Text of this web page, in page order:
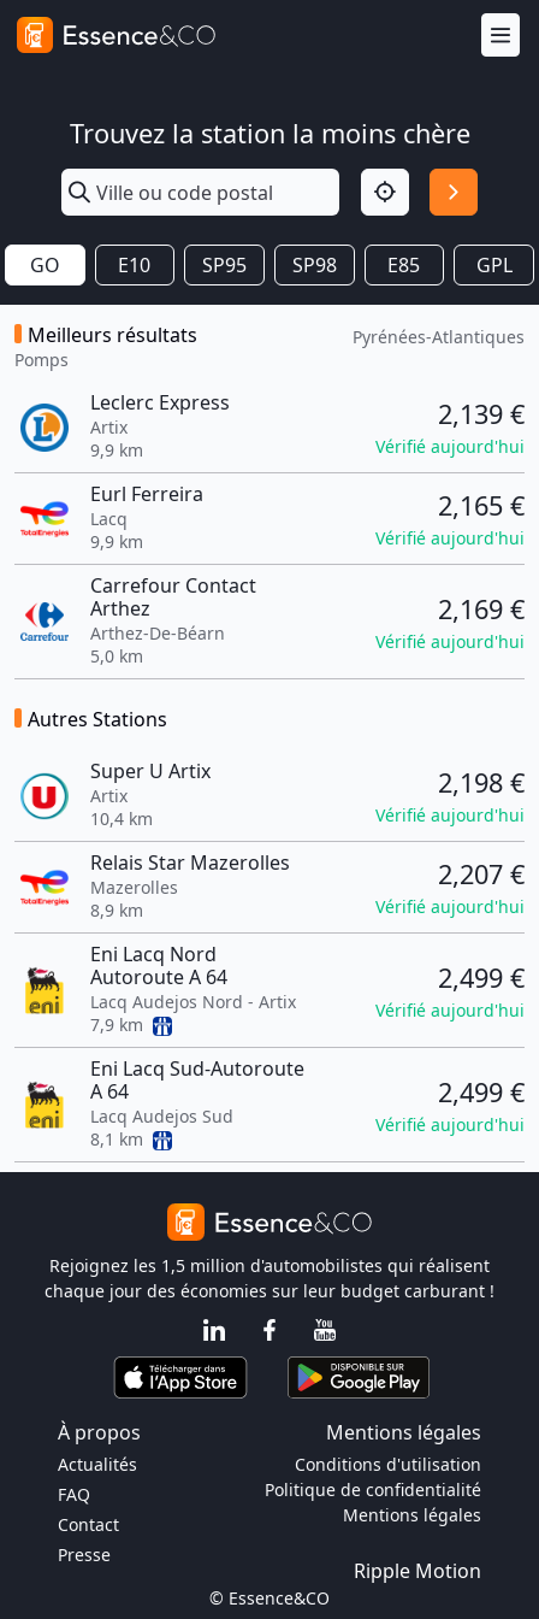
Trouvez la station la moins chère
GO E10 SP95 SP98 E85 GPL
Meilleurs résultats
Pomps
Pyrénées-Atlantiques
Leclerc Express
Artix
9,9 km
2,139 €
Vérifié aujourd'hui
Eurl Ferreira
Lacq
9,9 km
2,165 €
Vérifié aujourd'hui
Carrefour Contact
Arthez
Arthez-De-Béarn
5,0 km
2,169 €
Vérifié aujourd'hui
Autres Stations
Super U Artix
Artix
10,4 km
2,198 €
Vérifié aujourd'hui
Relais Star Mazerolles
Mazerolles
8,9 km
2,207 €
Vérifié aujourd'hui
Eni Lacq Nord
Autoroute A 64
Lacq Audejos Nord - Artix
7,9 km
2,499 €
Vérifié aujourd'hui
Eni Lacq Sud-Autoroute
A 64
Lacq Audejos Sud
8,1 km
2,499 €
Vérifié aujourd'hui
Rejoignez les 1,5 million d'automobilistes qui réalisent
chaque jour des économies sur leur budget carburant !
À propos Mentions légales
Actualités
FAQ
Contact
Presse
Conditions d'utilisation
Politique de confidentialité
Mentions légales
Ripple Motion
© Essence&CO